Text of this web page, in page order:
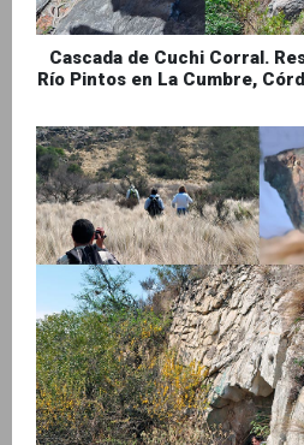
Cascada de Cuchi Corral.
Río Pintos en La Cumbre,